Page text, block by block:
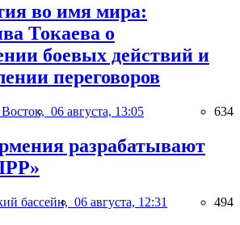
во имя мира:
Токаева о
боевых действий и
переговоров
06 августа, 13:05 634
разрабатывают
бассейн, 06 августа, 12:31 494